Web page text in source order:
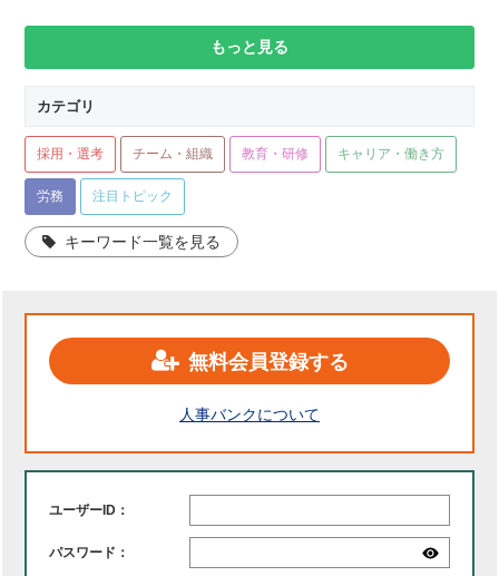
もっと見る
カテゴリ
採用・選考 チーム・組織 教育・研修 キャリア・働き方
労務 注目トピック
キーワード一覧を見る
無料会員登録する
人事バンクについて
ユーザーID：
パスワード：